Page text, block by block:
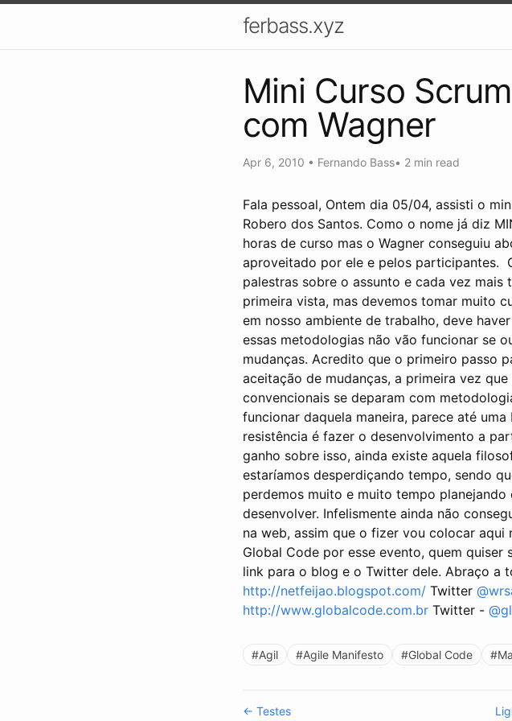
ferbass.xyz
Mini Curso
com Wagner
Apr 6, 2010 • Fernando Bass• 2 min read
Fala pessoal, Ontem dia 05/04, assisti o
Robero dos Santos. Como o nome já diz
horas de curso mas o Wagner conseguiu
aproveitado por ele e pelos participantes.
palestras sobre o assunto e cada vez
primeira vista, mas devemos tomar muito
em nosso ambiente de trabalho, deve
essas metodologias não vão funcionar se
mudanças. Acredito que o primeiro passo
aceitação de mudanças, a primeira vez
convencionais se deparam com
funcionar daquela maneira, parece até
resistência é fazer o desenvolvimento a
ganho sobre isso, ainda existe aquela
estaríamos desperdiçando tempo, sendo
perdemos muito e muito tempo
desenvolver. Infelismente ainda não
na web, assim que o fizer vou colocar aqui
Global Code por esse evento, quem
link para o blog e o Twitter dele. Abraço a
http://netfeijao.blogspot.com/ Twitter
http://www.globalcode.com.br Twitter -
#Agil #Agile Manifesto #Global Code
← Testes